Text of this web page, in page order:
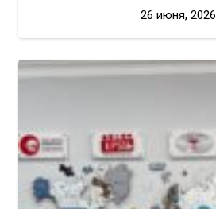
26 июня, 2026